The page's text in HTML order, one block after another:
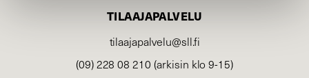
TILAAJAPALVELU
tilaajapalvelu@sll.fi
(09) 228 08 210 (arkisin klo 9-15)